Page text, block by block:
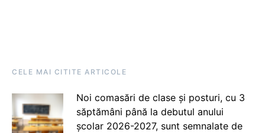
CELE MAI CITITE ARTICOLE
Noi comasări de clase și posturi, cu 3
săptămâni până la debutul anului
școlar 2026-2027, sunt semnalate de